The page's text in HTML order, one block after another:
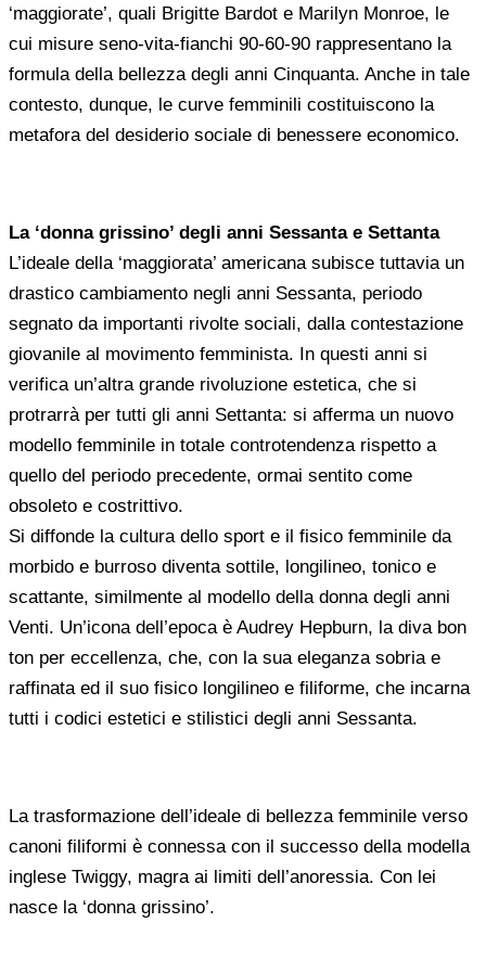
‘maggiorate’, quali Brigitte Bardot e Marilyn Monroe, le
cui misure seno-vita-fianchi 90-60-90 rappresentano la
formula della bellezza degli anni Cinquanta. Anche in tale
contesto, dunque, le curve femminili costituiscono la
metafora del desiderio sociale di benessere economico.
La ‘donna grissino’ degli anni Sessanta e Settanta
L’ideale della ‘maggiorata’ americana subisce tuttavia un
drastico cambiamento negli anni Sessanta, periodo
segnato da importanti rivolte sociali, dalla contestazione
giovanile al movimento femminista. In questi anni si
verifica un’altra grande rivoluzione estetica, che si
protrarrà per tutti gli anni Settanta: si afferma un nuovo
modello femminile in totale controtendenza rispetto a
quello del periodo precedente, ormai sentito come
obsoleto e costrittivo.
Si diffonde la cultura dello sport e il fisico femminile da
morbido e burroso diventa sottile, longilineo, tonico e
scattante, similmente al modello della donna degli anni
Venti. Un’icona dell’epoca è Audrey Hepburn, la diva bon
ton per eccellenza, che, con la sua eleganza sobria e
raffinata ed il suo fisico longilineo e filiforme, che incarna
tutti i codici estetici e stilistici degli anni Sessanta.
La trasformazione dell’ideale di bellezza femminile verso
canoni filiformi è connessa con il successo della modella
inglese Twiggy, magra ai limiti dell’anoressia. Con lei
nasce la ‘donna grissino’.